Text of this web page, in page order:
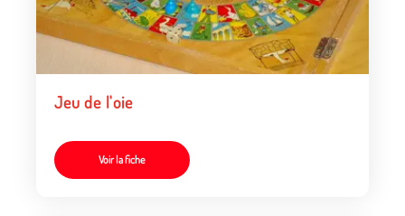
Jeu de l'oie
Voir la fiche